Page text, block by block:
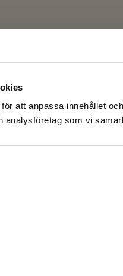
att anpassa innehållet
analysföretag som vi